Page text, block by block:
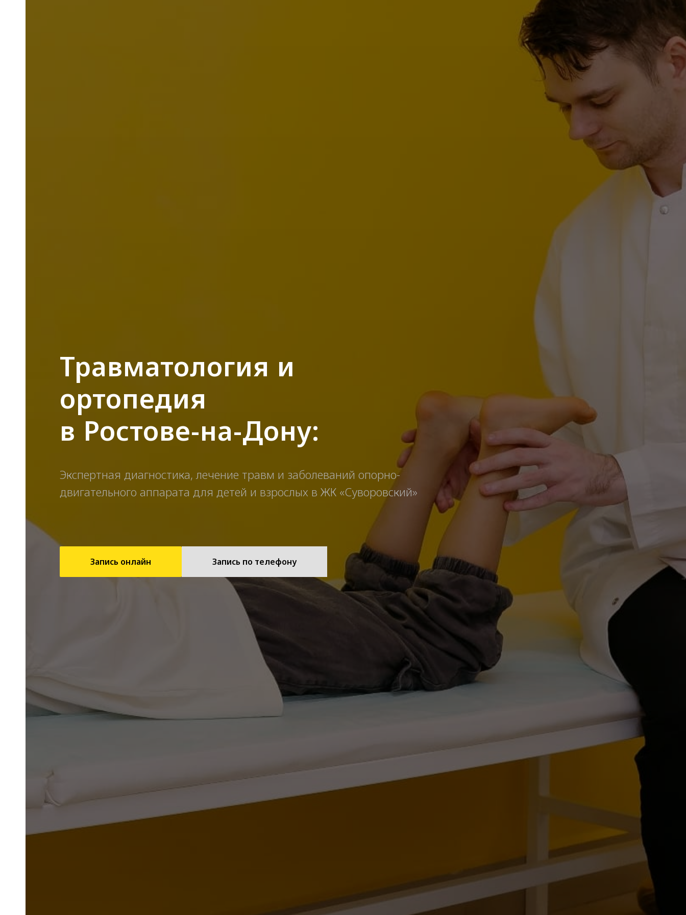
Травматология и
ортопедия
в Ростове-на-Дону:
Экспертная диагностика, лечение травм и заболеваний опорно-
двигательного аппарата для детей и взрослых в ЖК «Суворовский»
Запись онлайн Запись по телефону